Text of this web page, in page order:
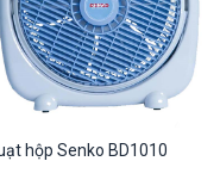
hộp Senko BD1010